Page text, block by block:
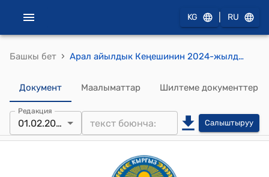
KG RU
Башкы бет › Арал айылдык Кеңешинин 2024-жылдын 1-февралындагы № 237 “Төшмашат” ИСКАКБ нин 2024-жылга бюджетин бекитүү жөнүндө" токтому
Документ Маалыматтар Шилтеме документтер
Редакция
01.02.2024 Салыштыруу